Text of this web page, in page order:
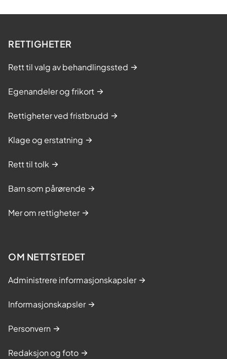
RETTIGHETER
Rett til valg av behandlingssted
Egenandeler og frikort
Rettigheter ved fristbrudd
Klage og erstatning
Rett til tolk
Barn som pårørende
Mer om rettigheter
OM NETTSTEDET
Administrere informasjonskapsler
Informasjonskapsler
Personvern
Redaksjon og foto